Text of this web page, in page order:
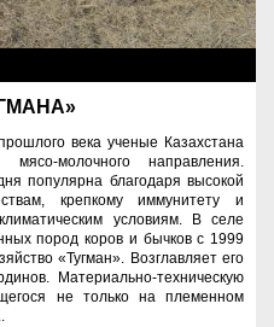
века ученые Казахстана
молочного направления.
популярна благодаря высокой
крепкому иммунитету и
условиям. В селе
пород коров и бычков с 1999
«Тугман». Возглавляет его
Материально-техническую
не только на племенном